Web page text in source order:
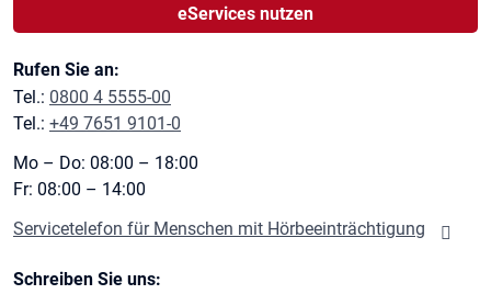
eServices nutzen
Rufen Sie an:
Tel.: 0800 4 5555-00
Tel.: +49 7651 9101-0
Mo – Do: 08:00 – 18:00
Fr: 08:00 – 14:00
Servicetelefon für Menschen mit Hörbeeinträchtigung
Schreiben Sie uns: